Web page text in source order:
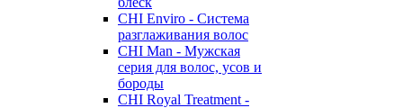
CHI Enviro - Система
разглаживания волос
CHI Man - Мужская
серия для волос, усов и
бороды
CHI Royal Treatment -